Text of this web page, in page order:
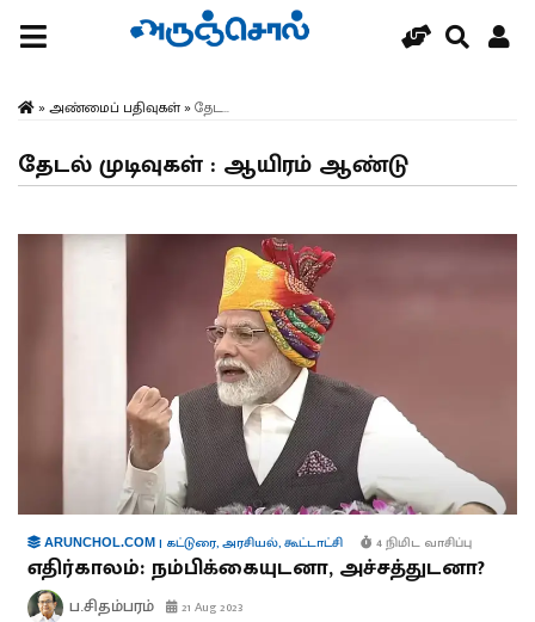
» அண்மைப் பதிவுகள்» தேட...
தேடல் முடிவுகள் : ஆயிரம் ஆண்டு
ARUNCHOL.COM | கட்டுரை,அரசியல்,கூட்டாட்சி 4 நிமிட வாசிப்பு
எதிர்காலம்: நம்பிக்கையுடனா, அச்சத்துடனா?
ப.சிதம்பரம் 21 Aug 2023